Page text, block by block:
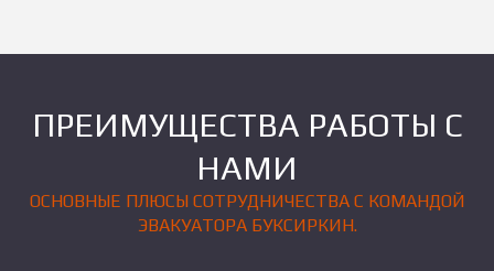
ПРЕИМУЩЕСТВА РАБОТЫ С
НАМИ
ОСНОВНЫЕ ПЛЮСЫ СОТРУДНИЧЕСТВА С КОМАНДОЙ
ЭВАКУАТОРА БУКСИРКИН.